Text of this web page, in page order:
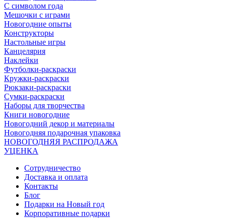
С символом года
Мешочки с играми
Новогодние опыты
Конструкторы
Настольные игры
Канцелярия
Наклейки
Футболки-раскраски
Кружки-раскраски
Рюкзаки-раскраски
Сумки-раскраски
Наборы для творчества
Книги новогодние
Новогодний декор и материалы
Новогодняя подарочная упаковка
НОВОГОДНЯЯ РАСПРОДАЖА
УЦЕНКА
Сотрудничество
Доставка и оплата
Контакты
Блог
Подарки на Новый год
Корпоративные подарки